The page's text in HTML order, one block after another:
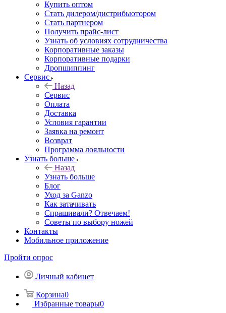
Купить оптом
Стать дилером/дистрибьютором
Стать партнером
Получить прайс-лист
Узнать об условиях сотрудничества
Корпоративные заказы
Корпоративные подарки
Дропшиппинг
Сервис
Назад
Сервис
Оплата
Доставка
Условия гарантии
Заявка на ремонт
Возврат
Программа лояльности
Узнать больше
Назад
Узнать больше
Блог
Уход за Ganzo
Как затачивать
Спрашивали? Отвечаем!
Советы по выбору ножей
Контакты
Мобильное приложение
Пройти опрос
Личный кабинет
Корзина0
Избранные товары0